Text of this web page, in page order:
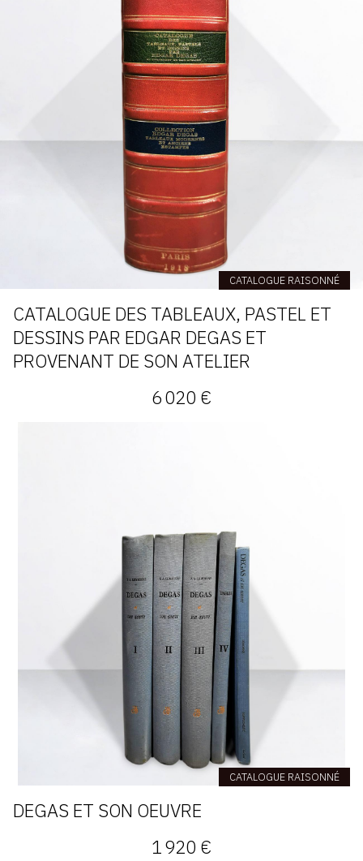
CATALOGUE RAISONNÉ
CATALOGUE DES TABLEAUX, PASTEL ET
DESSINS PAR EDGAR DEGAS ET
PROVENANT DE SON ATELIER
6 020 €
CATALOGUE RAISONNÉ
DEGAS ET SON OEUVRE
1 920 €